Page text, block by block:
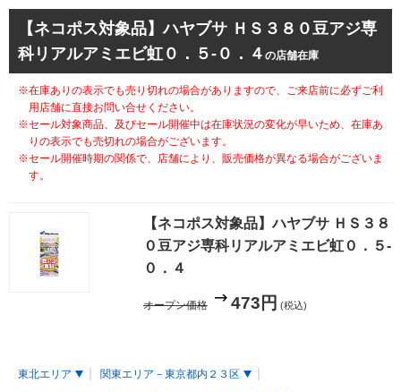
【ネコポス対象品】ハヤブサ ＨＳ３８０豆アジ専
科リアルアミエビ虹０．５-０．４ の店舗在庫
※在庫ありの表示でも売り切れの場合がありますので、ご来店前に必ずご利
用店舗に直接お問い合せください。
※セール対象商品、及びセール開催中は在庫状況の変化が早いため、在庫あ
りの表示でも売切れの場合がございます。
※セール開催時期の関係で、店舗により、販売価格が異なる場合がございま
す。
【ネコポス対象品】ハヤブサ ＨＳ３８
０豆アジ専科リアルアミエビ虹０．５-
０．４
オープン価格 473円 (税込)
東北エリア
関東エリア－東京都内２３区